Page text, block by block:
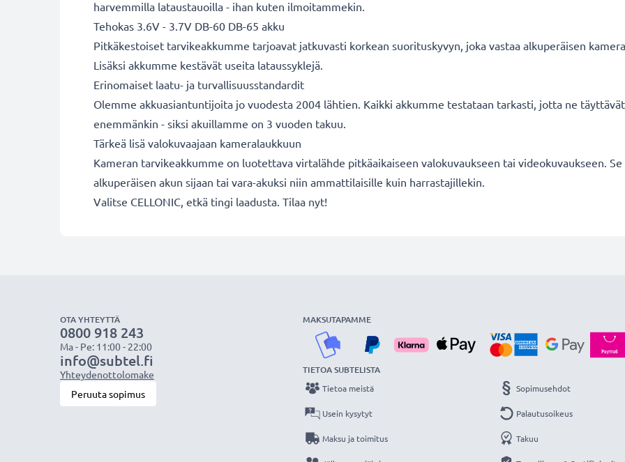
harvemmilla lataustauoilla - ihan kuten ilmoitammekin.
Tehokas 3.6V - 3.7V DB-60 DB-65 akku
Pitkäkestoiset tarvikeakkumme tarjoavat jatkuvasti korkean suorituskyvyn, joka vastaa alkuperäisen
Lisäksi akkumme kestävät useita lataussyklejä.
Erinomaiset laatu- ja turvallisuusstandardit
Olemme akkuasiantuntijoita jo vuodesta 2004 lähtien. Kaikki akkumme testataan tarkasti, jotta ne
enemmänkin - siksi akuillamme on 3 vuoden takuu.
Tärkeä lisä valokuvaajaan kameralaukkuun
Kameran tarvikeakkumme on luotettava virtalähde pitkäaikaiseen valokuvaukseen tai videokuvaukseen.
alkuperäisen akun sijaan tai vara-akuksi niin ammattilaisille kuin harrastajillekin.
Valitse CELLONIC, etkä tingi laadusta. Tilaa nyt!
OTA YHTEYTTÄ
0800 918 243
Ma - Pe: 11:00 - 22:00
info@subtel.fi
Yhteydenottolomake
Peruuta sopimus
MAKSUTAPAMME
TIETOA SUBTELISTA
Tietoa meistä
Usein kysytyt
Maksu ja toimitus
Sopimusehdot
Palautusoikeus
Takuu